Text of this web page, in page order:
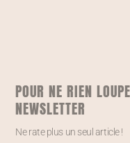
POUR NE RIEN
NEWSLETTER
Ne rate plus un seul article !